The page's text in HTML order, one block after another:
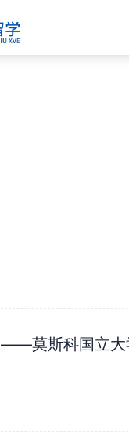
莫斯科国立大